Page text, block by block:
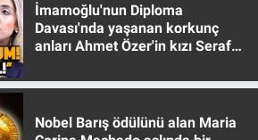
İmamoğlu'nun Diploma
Davası'nda yaşanan korkunç
anları Ahmet Özer'in kızı Seraf
Nobel Barış ödülünü alan Maria